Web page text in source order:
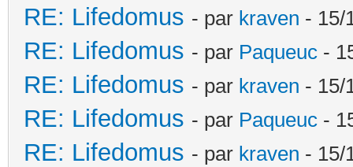
RE: Lifedomus - par kraven - 15/
RE: Lifedomus - par Paqueuc -
RE: Lifedomus - par kraven - 15/
RE: Lifedomus - par Paqueuc -
RE: Lifedomus - par kraven - 15/